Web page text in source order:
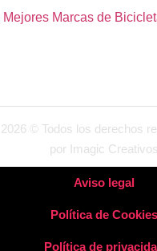
Mejores Marcas de
© Todos los derechos
por Imagic Creativos
Aviso legal
Política de Cookies
Política de